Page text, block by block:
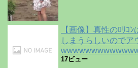
【画像】真性のﾛﾘｺ
しまうらしいのでア
17ビュー